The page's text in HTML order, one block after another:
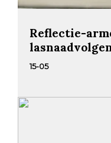
Reflectie-
15-05